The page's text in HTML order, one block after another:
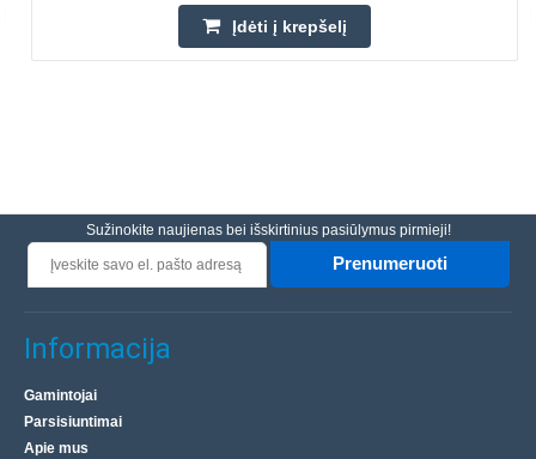
Įdėti į krepšelį
Sužinokite naujienas bei išskirtinius pasiūlymus pirmieji!
Prenumeruoti
Informacija
Gamintojai
Parsisiuntimai
Apie mus